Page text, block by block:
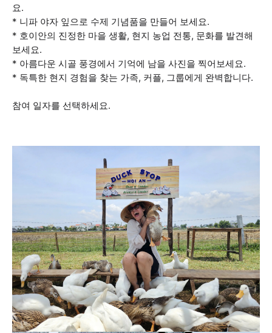
요.
* 니파 야자 잎으로 수제 기념품을 만들어 보세요.
* 호이안의 진정한 마을 생활, 현지 농업 전통, 문화를 발견해
보세요.
* 아름다운 시골 풍경에서 기억에 남을 사진을 찍어보세요.
* 독특한 현지 경험을 찾는 가족, 커플, 그룹에게 완벽합니다.
참여 일자를 선택하세요.